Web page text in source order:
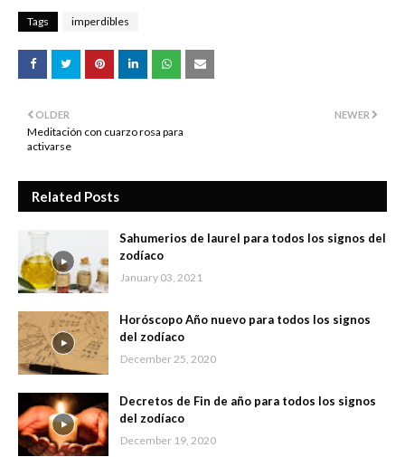
Tags imperdibles
NEWER
OLDER
Meditación con cuarzo rosa para
activarse
Related Posts
Sahumerios de laurel para todos los signos del
zodíaco
January 03, 2021
Horóscopo Año nuevo para todos los signos
del zodíaco
December 25, 2020
Decretos de Fin de año para todos los signos
del zodíaco
December 19, 2020